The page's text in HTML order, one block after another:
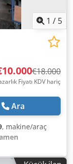
1 / 5
€18.000
Fiyatı KDV hariç
Ara
, makine/araç
kuvveti:63 t,